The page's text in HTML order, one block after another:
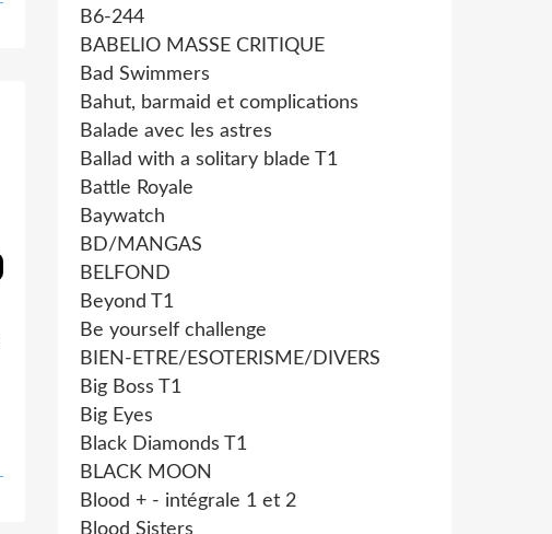
B6-244
BABELIO MASSE CRITIQUE
Bad Swimmers
Bahut, barmaid et complications
Balade avec les astres
Ballad with a solitary blade T1
Battle Royale
Baywatch
BD/MANGAS
BELFOND
Beyond T1
Be yourself challenge
BIEN-ETRE/ESOTERISME/DIVERS
Big Boss T1
Big Eyes
Black Diamonds T1
BLACK MOON
Blood + - intégrale 1 et 2
Blood Sisters